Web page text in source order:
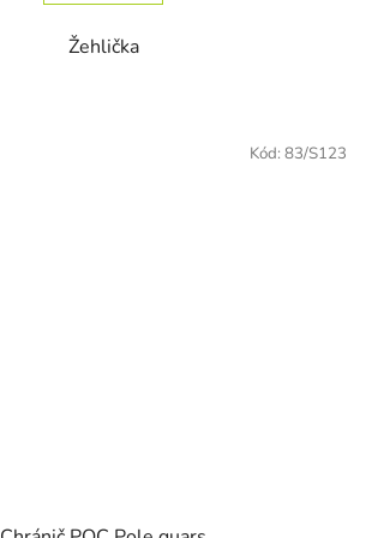
Žehlička
Kód: 83/S123